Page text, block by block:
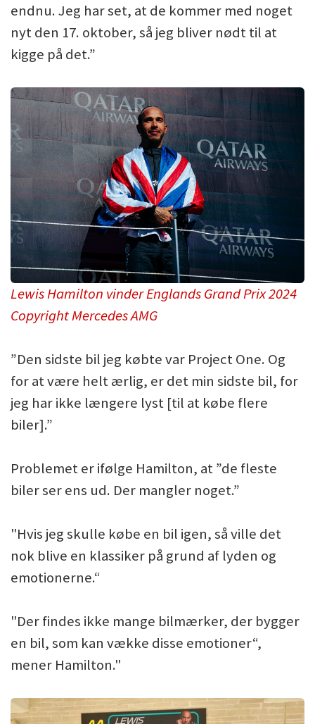
endnu. Jeg har set, at de kommer med noget
nyt den 17. oktober, så jeg bliver nødt til at
kigge på det.”
Lewis Hamilton vinder Englands Grand Prix 2024
Copyright Mercedes AMG
”Den sidste bil jeg købte var Project One. Og
for at være helt ærlig, er det min sidste bil, for
jeg har ikke længere lyst [til at købe flere
biler].”
Problemet er ifølge Hamilton, at ”de fleste
biler ser ens ud. Der mangler noget.”
"Hvis jeg skulle købe en bil igen, så ville det
nok blive en klassiker på grund af lyden og
emotionerne.“
"Der findes ikke mange bilmærker, der bygger
en bil, som kan vække disse emotioner“,
mener Hamilton."